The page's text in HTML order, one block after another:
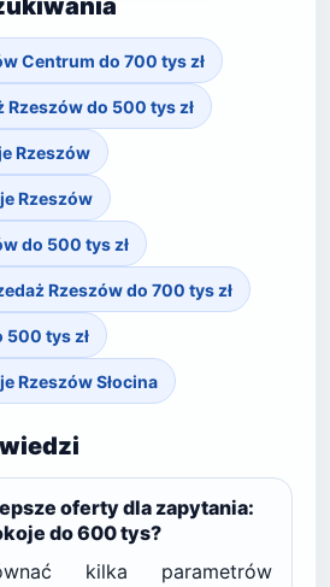
Centrum do 700 tys zł
Rzeszów do 500 tys zł
Rzeszów
Rzeszów
do 500 tys zł
Rzeszów do 700 tys zł
500 tys zł
Rzeszów Słocina
oferty dla zapytania:
do 600 tys?
kilka parametrów